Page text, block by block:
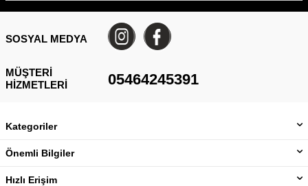
SOSYAL MEDYA
MÜŞTERI
HIZMETLERI
05464245391
Kategoriler
Önemli Bilgiler
Hızlı Erişim